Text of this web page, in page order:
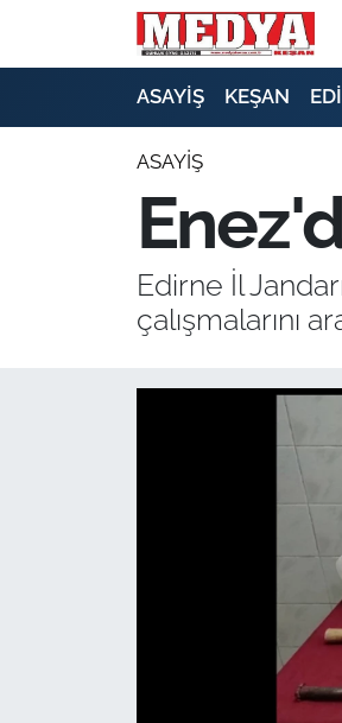
ASAYİŞ KEŞAN
ASAYİŞ
Edirne İl
çalışmalarını
E-GAZETE
SİYASET
GÜNDEM
EKONOMİ